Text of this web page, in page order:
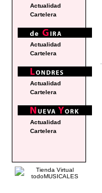
Actualidad
Cartelera
Actualidad
Cartelera
Actualidad
Cartelera
Actualidad
Cartelera